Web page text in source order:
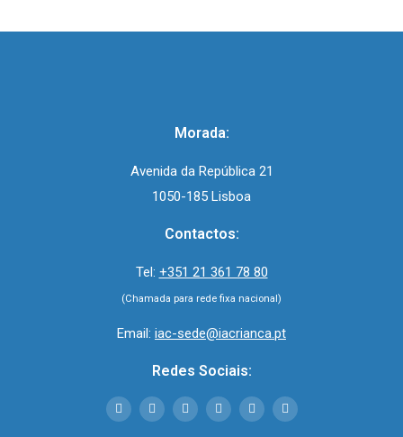
Morada:
Avenida da República 21
1050-185 Lisboa
Contactos:
Tel: +351 21 361 78 80
(Chamada para rede fixa nacional)
Email: iac-sede@iacrianca.pt
Redes Sociais: